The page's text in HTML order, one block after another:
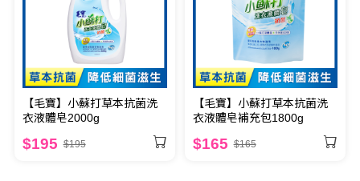
【毛寶】小蘇打草本抗菌洗
衣液體皂2000g
$195 $195
【毛寶】小蘇打草本抗菌洗
衣液體皂補充包1800g
$165 $165